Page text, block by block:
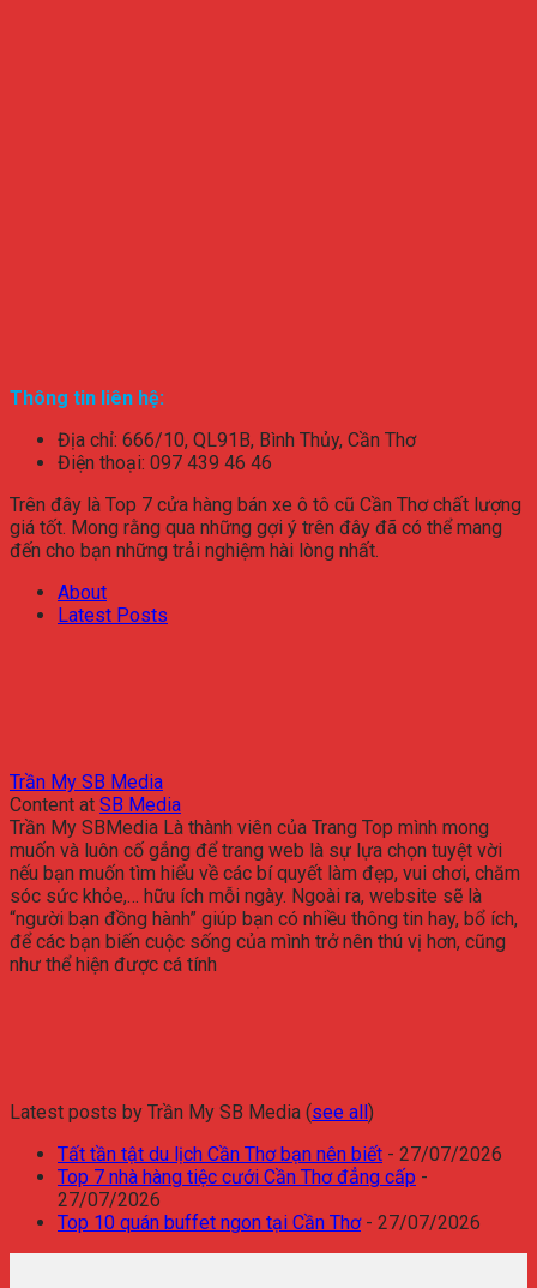
Thông tin liên hệ:
Địa chỉ: 666/10, QL91B, Bình Thủy, Cần Thơ
Điện thoại: 097 439 46 46
Trên đây là Top 7 cửa hàng bán xe ô tô cũ Cần Thơ chất lượng
giá tốt. Mong rằng qua những gợi ý trên đây đã có thể mang
đến cho bạn những trải nghiệm hài lòng nhất.
About
Latest Posts
Trần My SB Media
Content at SB Media
Trần My SBMedia Là thành viên của Trang Top mình mong
muốn và luôn cố gắng để trang web là sự lựa chọn tuyệt vời
nếu bạn muốn tìm hiểu về các bí quyết làm đẹp, vui chơi, chăm
sóc sức khỏe,… hữu ích mỗi ngày. Ngoài ra, website sẽ là
“người bạn đồng hành” giúp bạn có nhiều thông tin hay, bổ ích,
để các bạn biến cuộc sống của mình trở nên thú vị hơn, cũng
như thể hiện được cá tính
Latest posts by Trần My SB Media (see all)
Tất tần tật du lịch Cần Thơ bạn nên biết - 27/07/2026
Top 7 nhà hàng tiệc cưới Cần Thơ đẳng cấp -
27/07/2026
Top 10 quán buffet ngon tại Cần Thơ- 27/07/2026